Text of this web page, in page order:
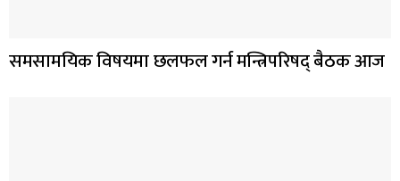
समसामयिक विषयमा छलफल गर्न मन्त्रिपरिषद् बैठक आज